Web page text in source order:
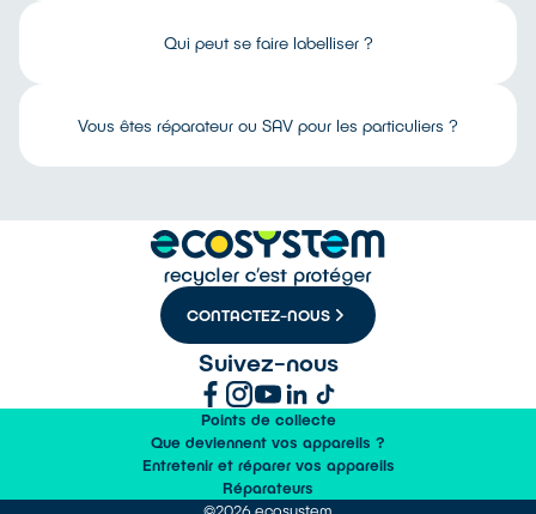
Qui peut se faire labelliser ?
Vous êtes réparateur ou SAV pour les particuliers ?
CONTACTEZ-NOUS
Suivez-nous
Points de collecte
Que deviennent vos appareils ?
Entretenir et réparer vos appareils
Réparateurs